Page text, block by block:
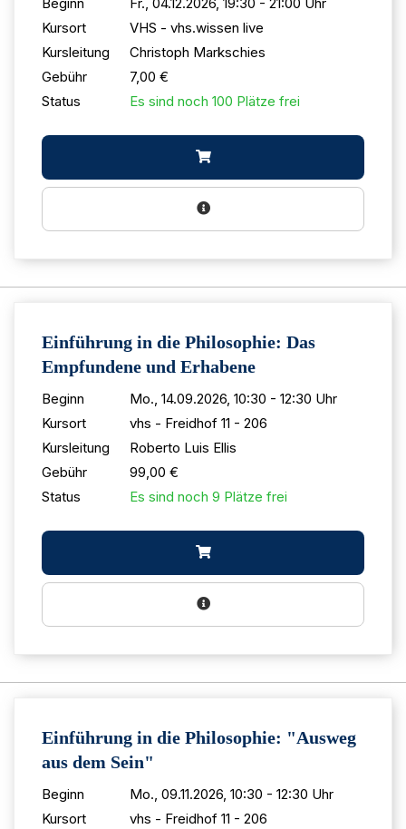
Kursort
VHS - vhs.wissen live
Kursleitung
Christoph Markschies
Gebühr
7,00 €
Status
Es sind noch 100 Plätze frei
Einführung in die Philosophie: Das
Empfundene und Erhabene
Beginn
Mo., 14.09.2026, 10:30 - 12:30 Uhr
Kursort
vhs - Freidhof 11 - 206
Kursleitung
Roberto Luis Ellis
Gebühr
99,00 €
Status
Es sind noch 9 Plätze frei
Einführung in die Philosophie: "Ausweg
aus dem Sein"
Beginn
Mo., 09.11.2026, 10:30 - 12:30 Uhr
Kursort
vhs - Freidhof 11 - 206